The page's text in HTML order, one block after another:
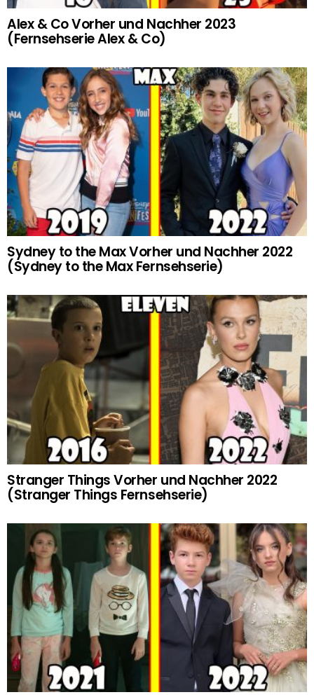
Alex & Co Vorher und Nachher 2023
(Fernsehserie Alex & Co)
Sydney to the Max Vorher und Nachher 2022
(Sydney to the Max Fernsehserie)
Stranger Things Vorher und Nachher 2022
(Stranger Things Fernsehserie)